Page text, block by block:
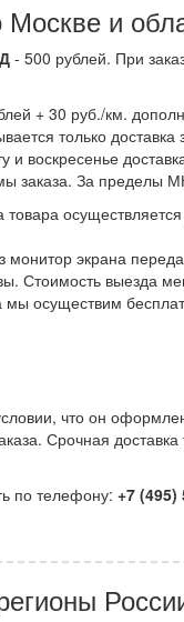
Москве и
- 500 рублей. При
+ 30 руб./км.
только
и воскресенье
заказа. За пределы
товара осуществляется
монитор экрана
Стоимость выезда
мы осуществим
что он
Срочная
по телефону: +7 (495)